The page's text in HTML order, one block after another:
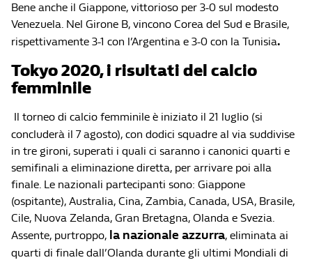
Bene anche il Giappone, vittorioso per 3-0 sul modesto
Venezuela. Nel Girone B, vincono Corea del Sud e Brasile,
rispettivamente 3-1 con l’Argentina e 3-0 con la Tunisia.
Tokyo 2020, i risultati del calcio
femminile
Il torneo di calcio femminile è iniziato il 21 luglio (si
concluderà il 7 agosto), con dodici squadre al via suddivise
in tre gironi, superati i quali ci saranno i canonici quarti e
semifinali a eliminazione diretta, per arrivare poi alla
finale. Le nazionali partecipanti sono: Giappone
(ospitante), Australia, Cina, Zambia, Canada, USA, Brasile,
Cile, Nuova Zelanda, Gran Bretagna, Olanda e Svezia.
Assente, purtroppo, la nazionale azzurra, eliminata ai
quarti di finale dall’Olanda durante gli ultimi Mondiali di